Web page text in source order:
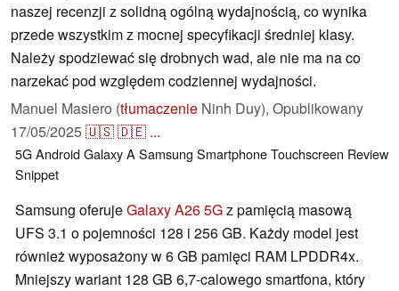
naszej recenzji z solidną ogólną wydajnością, co wynika
przede wszystkim z mocnej specyfikacji średniej klasy.
Należy spodziewać się drobnych wad, ale nie ma na co
narzekać pod względem codziennej wydajności.
Manuel Masiero (tłumaczenie Ninh Duy), Opublikowany
17/05/2025🇺🇸🇩🇪 ...
5GAndroidGalaxy A Samsung SmartphoneTouchscreen Review
Snippet
Samsung oferujeGalaxy A26 5Gz pamięcią masową
UFS 3.1 o pojemności 128 i 256 GB. Każdy model jest
również wyposażony w 6 GB pamięci RAM LPDDR4x.
Mniejszy wariant 128 GB 6,7-calowego smartfona, który